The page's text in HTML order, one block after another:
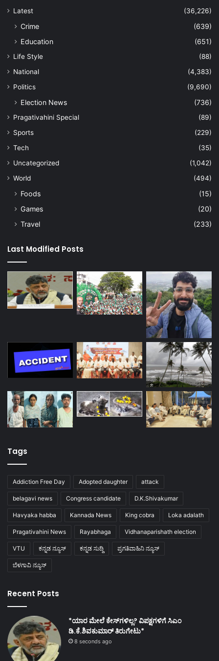
Latest
(36,226)
Crime
(639)
Education
(651)
Life Style
(88)
National
(4,383)
Politics
(9,690)
Election News (736)
Pragativahini Special
(89)
Sports
(229)
Tech
(35)
Uncategorized
(1,042)
World
(494)
Foods
(15)
Games
(20)
Travel
(233)
Last Modified Posts
Tags
Addiction Free Day Adopted daughter attack
belagavi news Congress candidate D.K.Shivakumar
Havyaka habba Kannada News King cobra Loka adalath
Pragativahini News Rayabhaga Vidhanaparishath election
VTU ಕನ್ನಡ ನ್ಯೂಸ್ ಕನ್ನಡ ಸುದ್ದಿ ಪ್ರಗತಿವಾಹಿನಿ ನ್ಯೂಸ್
ಬೆಳಗಾವಿ ನ್ಯೂಸ್
Recent Posts
*ಯಾರ ಮೇಲೆ ಕೇಸ್‌ಗಳಿಲ್ಲ? ವಿಪಕ್ಷಗಳಿಗೆ ಸಿಎಂ
ಡಿ.ಕೆ.ಶಿವಕುಮಾರ್ ತಿರುಗೇಟು*
8 seconds ago